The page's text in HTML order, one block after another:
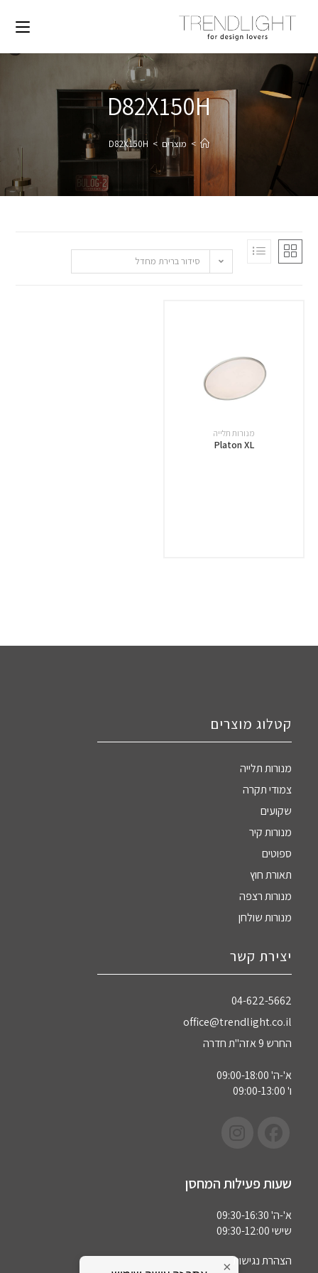
D82X150H
> מוצרים >
D82X150H
סידור ברירת מחדל
מנורות תלייה
Platon XL
קטלוג מוצרים
מנורות תלייה
צמודי תקרה
שקועים
מנורות קיר
ספוטים
תאורת חוץ
מנורות רצפה
מנורות שולחן
יצירת קשר
04-622-5662‏
office@trendlight.co.il
החרש 9 אזה"ת חדרה
א'-ה' 09:00-18:00
ו' 09:00-13:00
שעות פעילות המחסן
א'-ה' 09:30-16:30
שישי 09:30-12:00
הצהרת נגישות×